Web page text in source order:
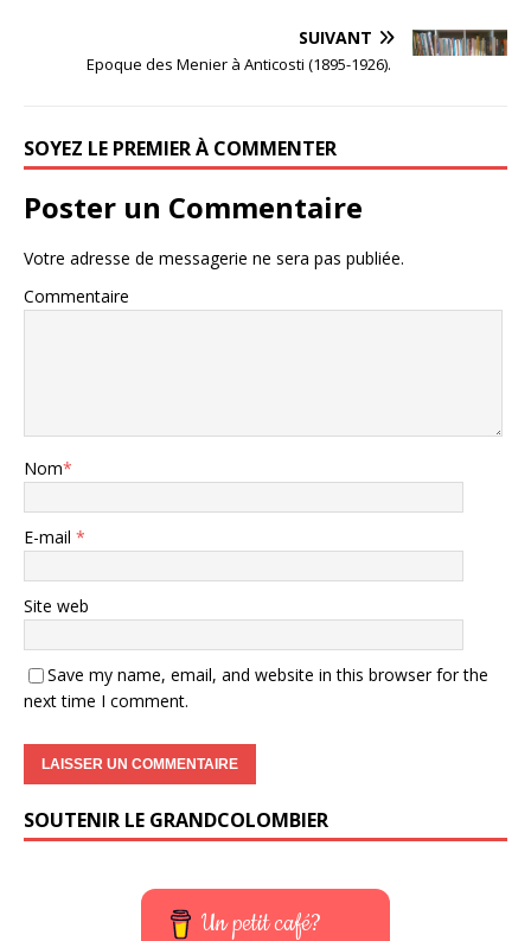
SUIVANT
Epoque des Menier à Anticosti (1895-1926).
SOYEZ LE PREMIER À COMMENTER
Poster un Commentaire
Votre adresse de messagerie ne sera pas publiée.
Commentaire
Nom*
E-mail *
Site web
Save my name, email, and website in this browser for the
next time I comment.
SOUTENIR LE GRANDCOLOMBIER
Un petit café?